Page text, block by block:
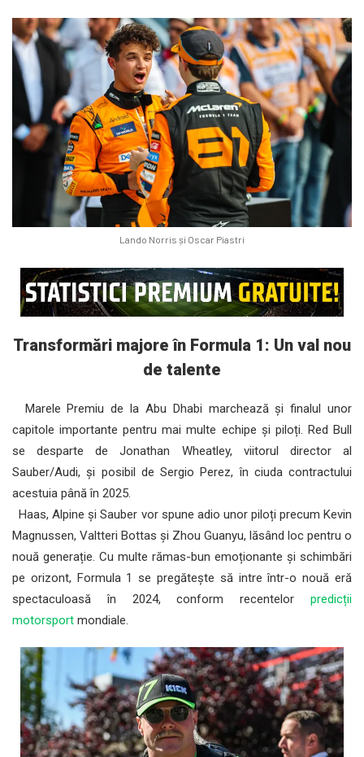
Lando Norris și Oscar Piastri
Transformări majore în Formula 1: Un val nou
de talente
Marele Premiu de la Abu Dhabi marchează și finalul unor
capitole importante pentru mai multe echipe și piloți. Red Bull
se desparte de Jonathan Wheatley, viitorul director al
Sauber/Audi, și posibil de Sergio Perez, în ciuda contractului
acestuia până în 2025.
Haas, Alpine și Sauber vor spune adio unor piloți precum Kevin
Magnussen, Valtteri Bottas și Zhou Guanyu, lăsând loc pentru o
nouă generație. Cu multe rămas-bun emoționante și schimbări
pe orizont, Formula 1 se pregătește să intre într-o nouă eră
spectaculoasă în 2024, conform recentelor predicții
motorsport mondiale.